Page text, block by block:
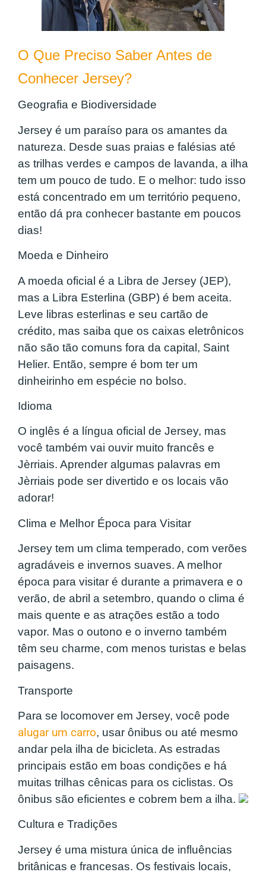
O Que Preciso Saber Antes de
Conhecer Jersey?
Geografia e Biodiversidade
Jersey é um paraíso para os amantes da
natureza. Desde suas praias e falésias até
as trilhas verdes e campos de lavanda, a ilha
tem um pouco de tudo. E o melhor: tudo isso
está concentrado em um território pequeno,
então dá pra conhecer bastante em poucos
dias!
Moeda e Dinheiro
A moeda oficial é a Libra de Jersey (JEP),
mas a Libra Esterlina (GBP) é bem aceita.
Leve libras esterlinas e seu cartão de
crédito, mas saiba que os caixas eletrônicos
não são tão comuns fora da capital, Saint
Helier. Então, sempre é bom ter um
dinheirinho em espécie no bolso.
Idioma
O inglês é a língua oficial de Jersey, mas
você também vai ouvir muito francês e
Jèrriais. Aprender algumas palavras em
Jèrriais pode ser divertido e os locais vão
adorar!
Clima e Melhor Época para Visitar
Jersey tem um clima temperado, com verões
agradáveis e invernos suaves. A melhor
época para visitar é durante a primavera e o
verão, de abril a setembro, quando o clima é
mais quente e as atrações estão a todo
vapor. Mas o outono e o inverno também
têm seu charme, com menos turistas e belas
paisagens.
Transporte
Para se locomover em Jersey, você pode
alugar um carro, usar ônibus ou até mesmo
andar pela ilha de bicicleta. As estradas
principais estão em boas condições e há
muitas trilhas cênicas para os ciclistas. Os
ônibus são eficientes e cobrem bem a ilha.
Cultura e Tradições
Jersey é uma mistura única de influências
britânicas e francesas. Os festivais locais,